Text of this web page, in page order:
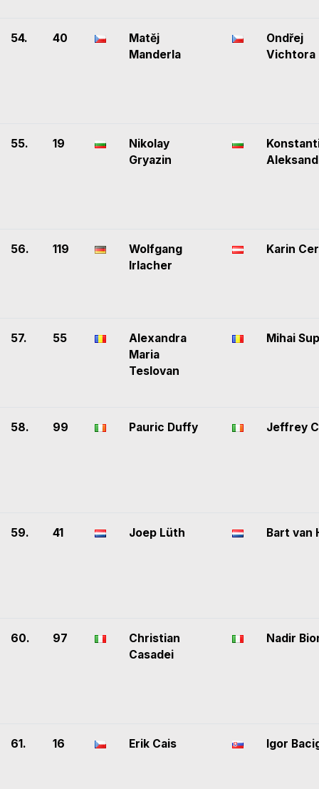
54. 40
Matěj
Manderla
Ondřej
Vichtora
55. 19
Nikolay
Gryazin
56. 119
Wolfgang
Irlacher
Karin
57. 55
Alexandra
Maria
Teslovan
Mihai
58. 99 Pauric Duffy Jeffrey
59. 41 Joep Lüth Bart van
60. 97
Christian
Casadei
Nadir
61. 16 Erik Cais Igor